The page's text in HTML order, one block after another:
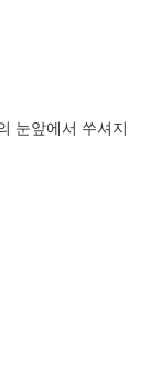
눈앞에서 쑤셔지